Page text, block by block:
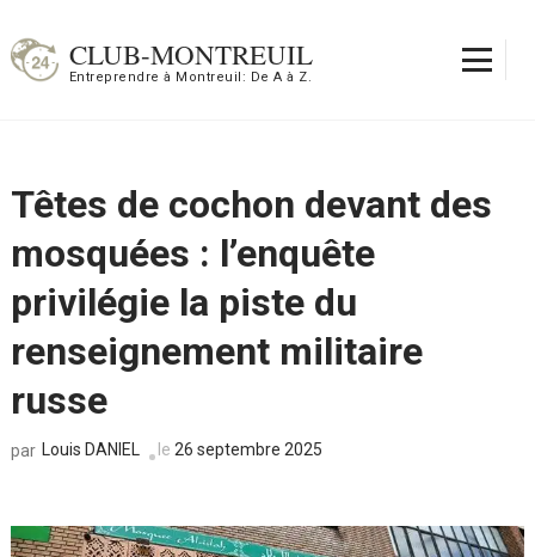
au
contenu
CLUB-MONTREUIL
Entreprendre à Montreuil: De A à Z.
Têtes de cochon devant des
mosquées : l’enquête
privilégie la piste du
renseignement militaire
russe
par Louis DANIEL le 26 septembre 2025